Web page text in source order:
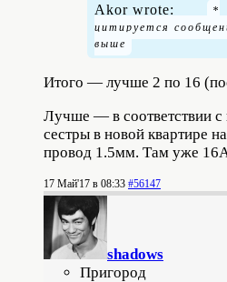
Akor wrote:
Итого — лучше 2 по 16
Лучше — в соответствии
сестры в новой квартире
провод 1.5мм. Там уже 16А
17 Май'17 в 08:33 #56147
shadows
Пригород